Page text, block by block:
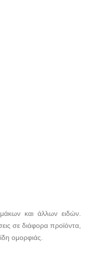
και άλλων ειδών.
σε διάφορα προϊόντα,
ομορφιάς.